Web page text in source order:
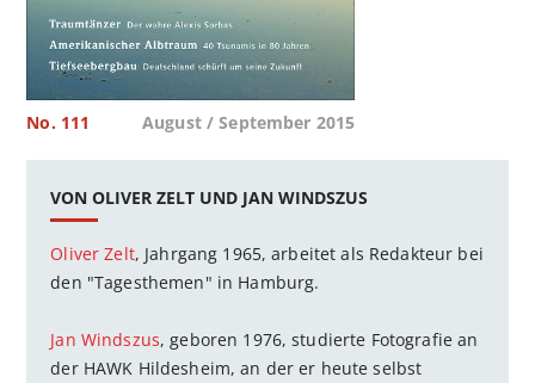
No. 111 August / September 2015
VON OLIVER ZELT UND JAN WINDSZUS
Oliver Zelt, Jahrgang 1965, arbeitet als Redakteur bei
den "Tagesthemen" in Hamburg.
Jan Windszus, geboren 1976, studierte Fotografie an
der HAWK Hildesheim, an der er heute selbst